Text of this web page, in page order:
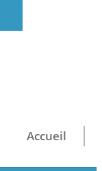
Accueil